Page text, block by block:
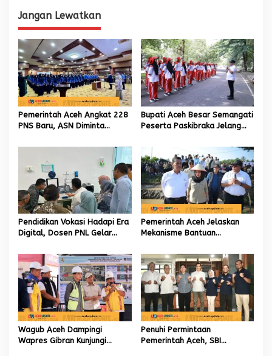
g
a
s
i
p
o
s
Jangan Lewatkan
Pemerintah Aceh Angkat 228
PNS Baru, ASN Diminta
Tinggi
Bupati Aceh Besar Semangati
Peserta Paskibraka Jelang
Pendidikan Vokasi Hadapi Era
Digital, Dosen PNL Gelar
Guru Produktif SMK
Pemerintah Aceh Jelaskan
Mekanisme Bantuan
Pemulihan Sawah dan Kebun
Wagub Aceh Dampingi
Wapres Gibran Kunjungi
Penuhi Permintaan
Pemerintah Aceh, SBI